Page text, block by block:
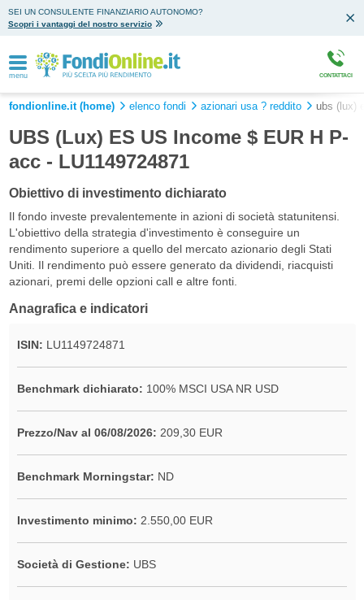
SEI UN CONSULENTE FINANZIARIO AUTONOMO?
Scopri i vantaggi del nostro servizio
menu CONTATTACI
fondionline.it (home) elenco fondi azionari usa ? reddito ubs (lux)
UBS (Lux) ES US Income $ EUR H P-
acc - LU1149724871
Obiettivo di investimento dichiarato
Il fondo investe prevalentemente in azioni di società statunitensi.
L'obiettivo della strategia d'investimento è conseguire un
rendimento superiore a quello del mercato azionario degli Stati
Uniti. Il rendimento può essere generato da dividendi, riacquisti
azionari, premi delle opzioni call e altre fonti.
Anagrafica e indicatori
ISIN: LU1149724871
Benchmark dichiarato: 100% MSCI USA NR USD
Prezzo/Nav al 06/08/2026: 209,30 EUR
Benchmark Morningstar: ND
Investimento minimo: 2.550,00 EUR
Società di Gestione: UBS